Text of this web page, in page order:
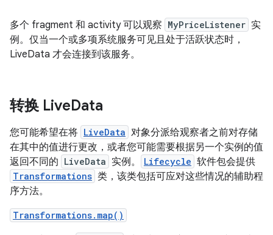
多个 fragment 和 activity 可以观察 MyPriceListener 实
例。仅当一个或多项系统服务可见且处于活跃状态时，
LiveData 才会连接到该服务。
转换 LiveData
您可能希望在将 LiveData 对象分派给观察者之前对存储
在其中的值进行更改，或者您可能需要根据另一个实例的值
返回不同的 LiveData 实例。 Lifecycle 软件包会提供
Transformations 类，该类包括可应对这些情况的辅助程
序方法。
Transformations.map()